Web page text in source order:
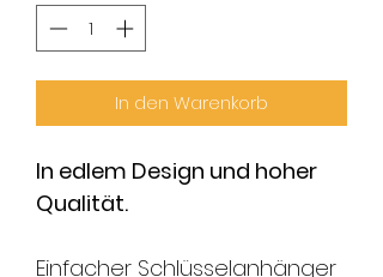
In den Warenkorb
In edlem Design und hoher
Qualität.
Einfacher Schlüsselanhänger